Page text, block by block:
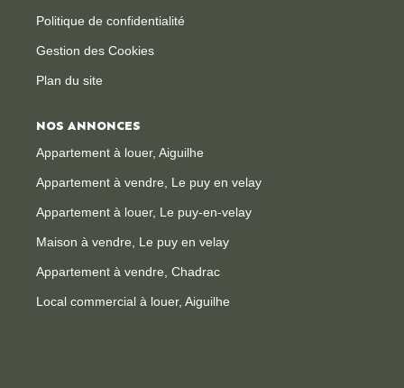
Politique de confidentialité
Gestion des Cookies
Plan du site
NOS ANNONCES
Appartement à louer, Aiguilhe
Appartement à vendre, Le puy en velay
Appartement à louer, Le puy-en-velay
Maison à vendre, Le puy en velay
Appartement à vendre, Chadrac
Local commercial à louer, Aiguilhe